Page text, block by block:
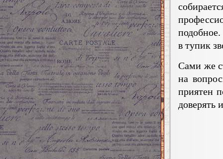
подобное.
в тупик
Сами же
на
приятен
доверять